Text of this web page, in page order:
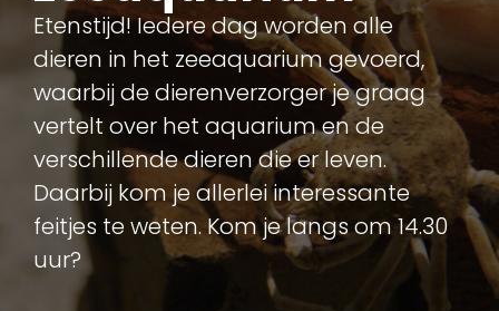
Etenstijd! Iedere dag worden alle
dieren in het zeeaquarium gevoerd,
waarbij de dierenverzorger je graag
vertelt over het aquarium en de
verschillende dieren die er leven.
Daarbij kom je allerlei interessante
feitjes te weten. Kom je langs om 14.30
uur?